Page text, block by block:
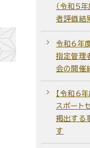
（令和5
者評価結
令和6年
指定管理
会の開催
【令和6
スポート
掲出する
す